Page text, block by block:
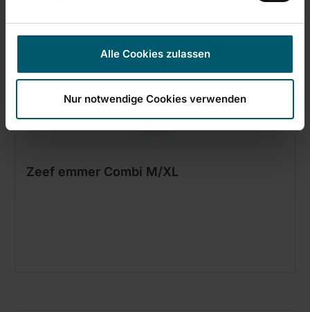
Alle Cookies zulassen
Nur notwendige Cookies verwenden
Zeef emmer Combi M/XL